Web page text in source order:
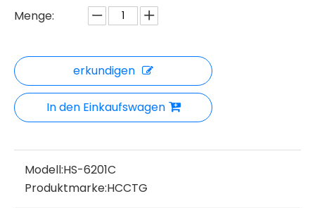
Menge:
erkundigen
In den Einkaufswagen
Modell:HS-6201C
Produktmarke:HCCTG